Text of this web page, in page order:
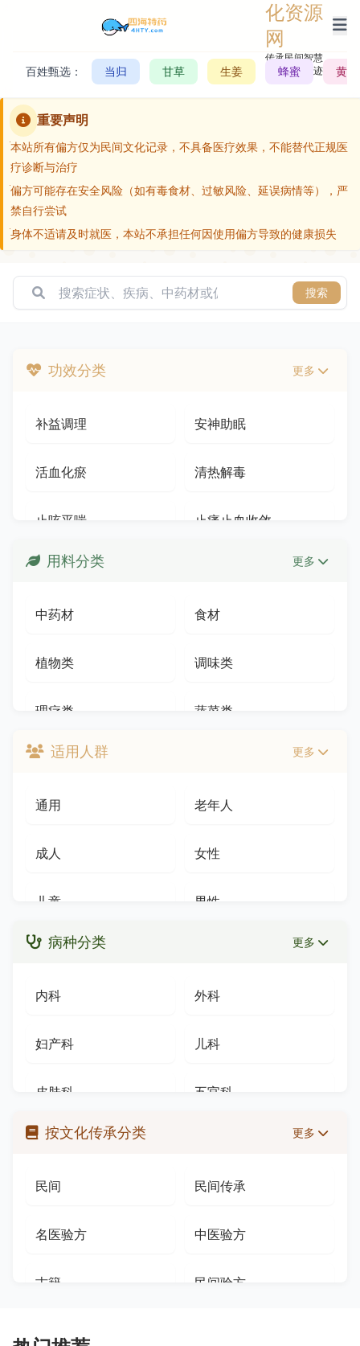
化资源
网
传承民间智慧，
记录历史轨迹
百姓甄选： 当归 甘草 生姜 蜂蜜 黄芪
重要声明
本站所有偏方仅为民间文化记录，不具备医疗效果，不能替代正规医
疗诊断与治疗
偏方可能存在安全风险（如有毒食材、过敏风险、延误病情等），严
禁自行尝试
身体不适请及时就医，本站不承担任何因使用偏方导致的健康损失
搜索
功效分类 更多
补益调理 安神助眠
活血化瘀 清热解毒
止咳平喘 止痛止血收敛
肠胃消化
利尿排石 外用护理
固涩调理 妇科男科
抗菌抗炎抗病毒 解酒醒神
降糖降脂降压
美容养颜 其他功能
用料分类 更多
中药材 食材
植物类 调味类
理疗类 蔬菜类
谷物类
日用品 中药
糖类 药食同源
蜂产品 动物类
西药
外用制剂 饮品
坚果类 禽蛋类
医用耗材 矿物类
菌菇类
营养素 海产类
辛香类 药品类
乳制品
适用人群 更多
通用 老年人
成人 女性
儿童 男性
孕产妇
体虚人群 青少年
久坐人群 孕妇
成人男性 产妇
老年
肥胖人群 口臭人群
糖尿病患者 中老年
体弱者 成年
健身人群
病种分类 更多
内科 外科
妇产科 儿科
皮肤科 五官科
急诊科
中医科/治未病科 更多 »
按文化传承分类 更多
民间 民间传承
名医验方 中医验方
古籍 民间验方